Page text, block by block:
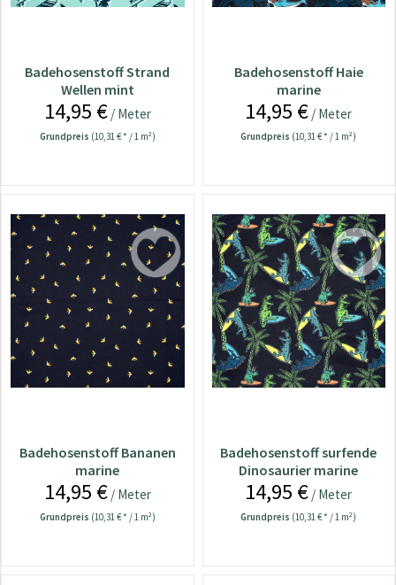
Badehosenstoff Strand
Wellen mint
14,95 €/ Meter
Grundpreis (10,31 € * / 1 m²)
Badehosenstoff Haie
marine
14,95 € / Meter
Grundpreis (10,31 € * / 1 m²)
Badehosenstoff Bananen
marine
14,95 €/ Meter
Grundpreis (10,31 € * / 1 m²)
Badehosenstoff surfende
Dinosaurier marine
14,95 € / Meter
Grundpreis (10,31 € * / 1 m²)